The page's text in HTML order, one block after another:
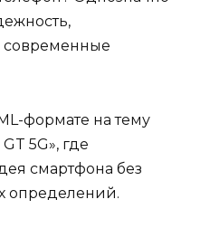
современные
формате на тему
5G», где
смартфона без
определений.